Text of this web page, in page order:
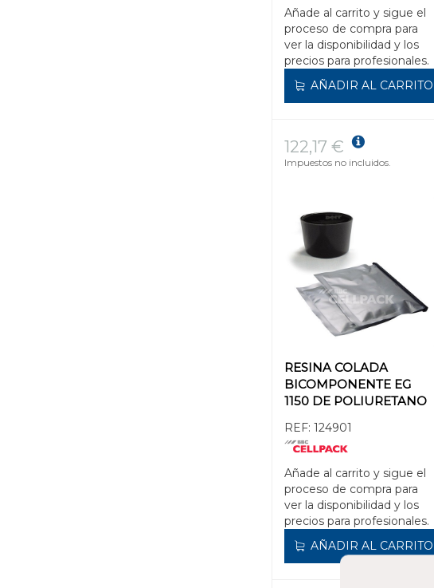
Añade al carrito y sigue el
proceso de compra para
ver la disponibilidad y los
precios para profesionales.
AÑADIR AL CARRITO
RESINA COLADA
BICOMPONENTE EG
1150 DE POLIURETANO
REF: 124901
Añade al carrito y sigue el
proceso de compra para
ver la disponibilidad y los
precios para profesionales.
122,17 €
Impuestos no incluidos.
AÑADIR AL CARRITO